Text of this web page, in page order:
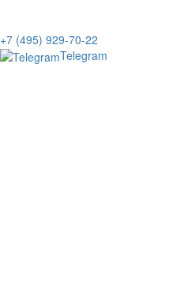
+7 (495) 929-70-22
Telegram